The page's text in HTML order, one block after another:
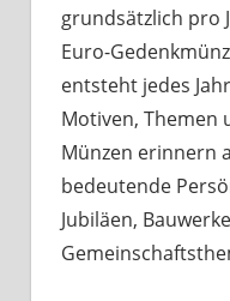
grundsätzlich pro
Euro-
entsteht jedes
Motiven, Themen
Münzen erinnern
bedeutende
Jubiläen,